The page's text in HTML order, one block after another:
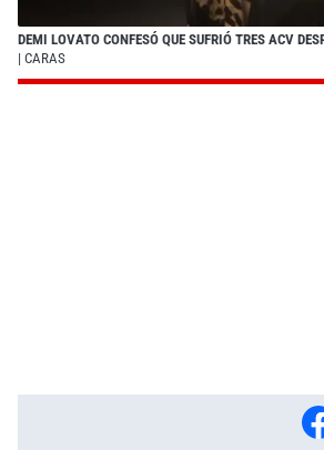
DEMI LOVATO CONFESÓ QUE SUFRIÓ TRES ACV
| CARAS